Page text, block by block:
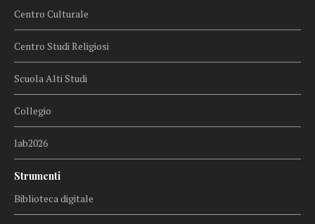
Centro Culturale
Centro Studi Religiosi
Scuola Alti Studi
Collegio
lab2026
Strumenti
Biblioteca digitale